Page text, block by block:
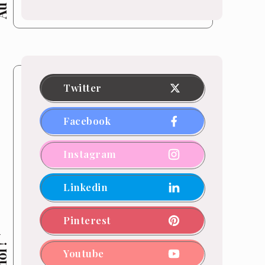
Twitter
Facebook
Instagram
Linkedin
Pinterest
Youtube